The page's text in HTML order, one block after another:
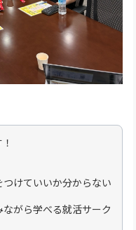
けていいか分からない
がら学べる就活サーク